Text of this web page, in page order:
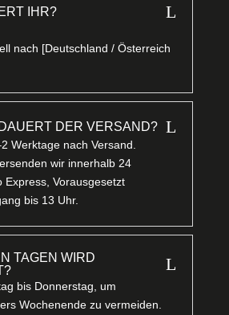
IHR? L
nach [Deutschland / Österreich
DER VERSAND? L
Werktage nach Versand.
wir innerhalb 24
Express, Vorausgesetzt
bis 13 Uhr.
TAGEN WIRD
L
bis Donnerstag, um
Wochenende zu vermeiden.